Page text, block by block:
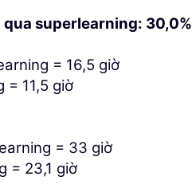
superlearning: 30,0%
= 16,5 giờ
= 11,5 giờ
= 33 giờ
= 23,1 giờ